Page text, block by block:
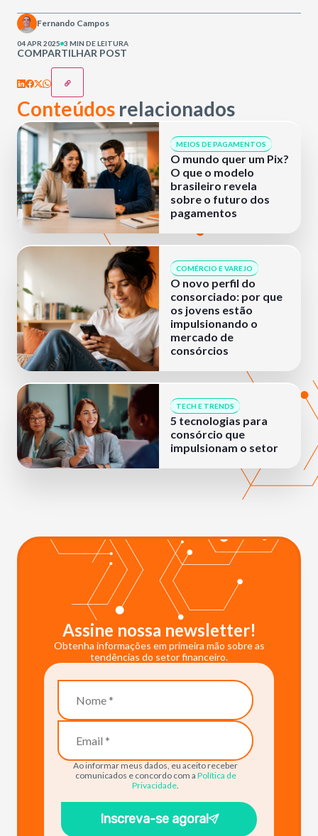
COMPARTILHAR POST
Fernando Campos
04 APR 2025 3 MIN DE LEITURA
Conteúdos relacionados
MEIOS DE PAGAMENTOS
O mundo quer um Pix?
O que o modelo
brasileiro revela
sobre o futuro dos
pagamentos
COMÉRCIO E VAREJO
O novo perfil do
consorciado: por que
os jovens estão
impulsionando o
mercado de
consórcios
TECH E TRENDS
5 tecnologias para
consórcio que
impulsionam o setor
Assine nossa newsletter!
Obtenha informações em primeira mão sobre as
tendências do setor financeiro.
Ao informar meus dados, eu aceito receber
comunicados e concordo com a Política de
Privacidade.
Inscreva-se agora!